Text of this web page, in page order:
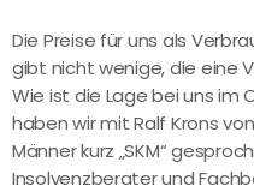
Die Preise für uns als
gibt nicht wenige, die eine
Wie ist die Lage bei uns im
haben wir mit Ralf Krons
Männer kurz „SKM“
Insolvenzberater und